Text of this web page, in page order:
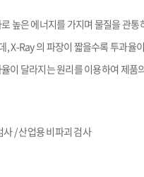
높은 에너지를 가지며 물질을 관통
, X-Ray 의 파장이 짧을수록 투과율
이 달라지는 원리를 이용하여 제품
/ 산업용 비파괴 검사